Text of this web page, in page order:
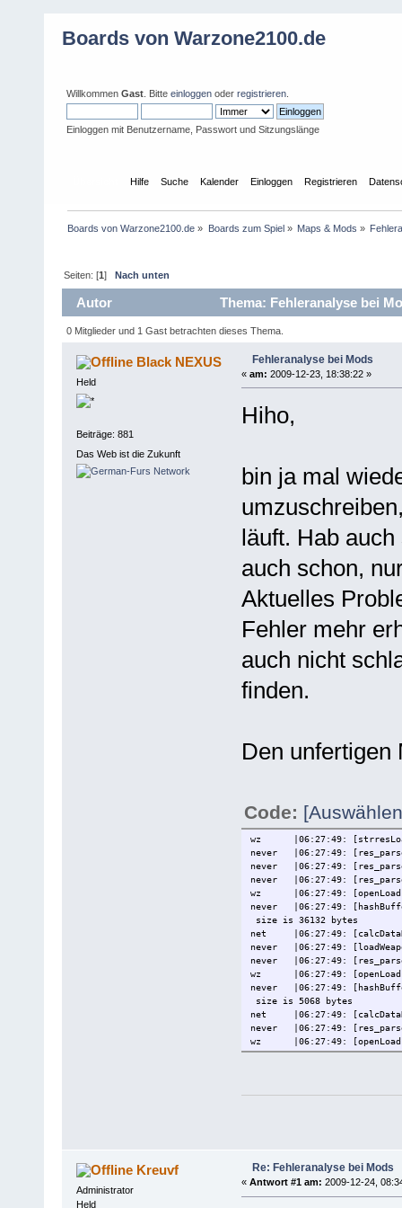
Boards von Warzone2100.de
Willkommen Gast . Bitte einloggen oder registrieren
Einloggen mit Benutzername, Passwort und Sitzungslänge
Hilfe Suche Kalender Einloggen Registrieren
Boards von Warzone2100.de » Boards zum Spiel» Maps & Mods »
Seiten: [1]Nach unten
Autor Thema: Fehleranalyse bei
0 Mitglieder und 1 Gast betrachten dieses Thema.
Black NEXUS
Held
Beiträge: 881
Das Web ist die Zukunft
Fehleranalyse bei Mods
« am: 2009-12-23, 18:38:22 »
Hiho,
bin ja mal
läuft. Hab
auch schon,
Aktuelles
Fehler mehr
auch nicht
finden.
Den unfertigen
Code:
wz |06:27:49: [strresLoad]
never |06:27:49:
never |06:27:49:
never |06:27:49:
wz |06:27:49:
never |06:27:49: [hashBuffer]
size is 36132 bytes
net |06:27:49:
never |06:27:49:
never |06:27:49:
wz |06:27:49:
never |06:27:49:
size is 5068 bytes
net |06:27:49:
never |06:27:49:
wz |06:27:49:
net |06:27:49:
net |06:27:49:
never |06:27:49:
size is 1424 bytes
net |06:27:49:
never |06:27:49:
Kreuvf
Administrator
Held
Re: Fehleranalyse bei Mods
« Antwort #1 am: 2009-12-24,